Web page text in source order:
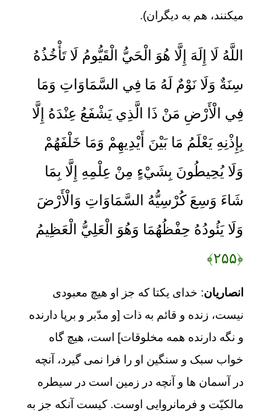
مي‏كنند، هم به ديگران).
اللَّهُ لَا إِلَهَ إِلَّا هُوَ الْحَيُّ الْقَيُّومُ لَا تَأْخُذُهُ
سِنَةٌ وَلَا نَوْمٌ لَهُ مَا فِي السَّمَاوَاتِ وَمَا
فِي الْأَرْضِ مَنْ ذَا الَّذِي يَشْفَعُ عِنْدَهُ إِلَّا
بِإِذْنِهِ يَعْلَمُ مَا بَيْنَ أَيْدِيهِمْ وَمَا خَلْفَهُمْ
وَلَا يُحِيطُونَ بِشَيْءٍ مِنْ عِلْمِهِ إِلَّا بِمَا
شَاءَ وَسِعَ كُرْسِيُّهُ السَّمَاوَاتِ وَالْأَرْضَ
وَلَا يَئُودُهُ حِفْظُهُمَا وَهُوَ الْعَلِيُّ الْعَظِيمُ
﴿۲۵۵﴾
انصاریان: خدای یکتا که جز او هیچ معبودی
نیست، زنده و قائم به ذات [و مدّبر و برپا دارنده
و نگه دارنده همه مخلوقات] است، هیچ گاه
خواب سبک و سنگین او را فرا نمی گیرد، آنچه
در آسمان ها و آنچه در زمین است در سیطره
مالکیّت و فرمانروایی اوست. کیست آنکه جز به